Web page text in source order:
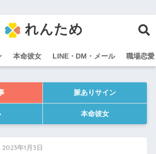
れんため
本命彼女 LINE・DM・メール 職場恋愛
脈ありサイン
本命彼女
2023年1月3日